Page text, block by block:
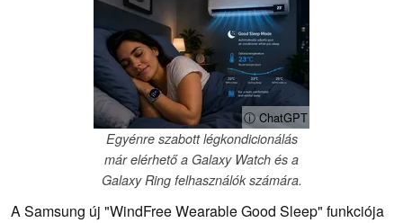
ⓘ ChatGPT
Egyénre szabott légkondicionálás
már elérhető a Galaxy Watch és a
Galaxy Ring felhasználók számára.
A Samsung új "WindFree Wearable Good Sleep" funkciója